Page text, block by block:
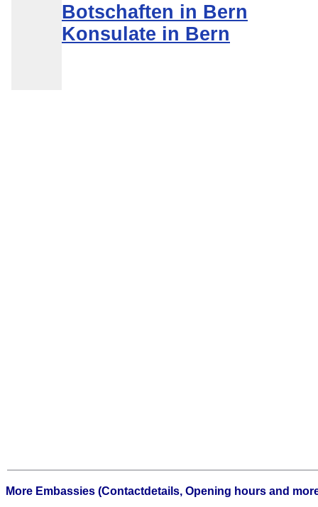
Botschaften in Bern
Konsulate in Bern
More Embassies (Contactdetails, Opening hours and